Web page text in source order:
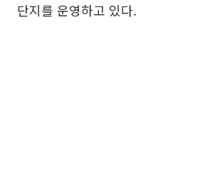
단지를 운영하고 있다.